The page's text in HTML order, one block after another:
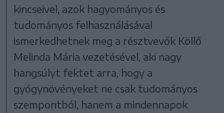
kincseivel, azok hagyományos és
tudományos felhasználásával
ismerkedhetnek meg a résztvevők Köllő
Melinda Mária vezetésével, aki nagy
hangsúlyt fektet arra, hogy a
gyógynövényeket ne csak tudományos
szempontból, hanem a mindennapok